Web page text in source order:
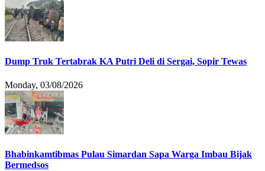
Dump Truk Tertabrak KA Putri Deli di Sergai, Sopir Tewas
Monday, 03/08/2026
Bhabinkamtibmas Pulau Simardan Sapa Warga Imbau Bijak
Bermedsos